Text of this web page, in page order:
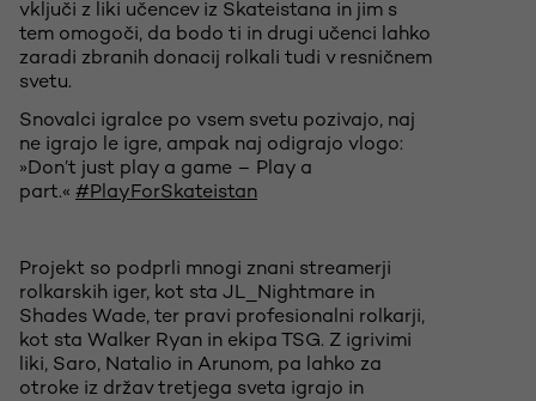
vključi z liki učencev iz Skateistana in jim s
tem omogoči, da bodo ti in drugi učenci lahko
zaradi zbranih donacij rolkali tudi v resničnem
svetu.
Snovalci igralce po vsem svetu pozivajo, naj
ne igrajo le igre, ampak naj odigrajo vlogo:
»Don’t just play a game – Play a
part.« #PlayForSkateistan
Projekt so podprli mnogi znani streamerji
rolkarskih iger, kot sta JL_Nightmare in
Shades Wade, ter pravi profesionalni rolkarji,
kot sta Walker Ryan in ekipa TSG. Z igrivimi
liki, Saro, Natalio in Arunom, pa lahko za
otroke iz držav tretjega sveta igrajo in